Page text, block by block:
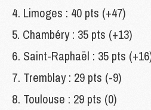
Limoges : 40 pts (+47)
Chambéry : 35 pts (+13)
Saint-Raphaël : 35 pts
Tremblay : 29 pts (-9)
Toulouse : 29 pts (0)